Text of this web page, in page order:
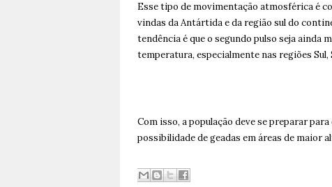
Esse tipo de movimentação atmosférica é
vindas da Antártida e da região sul do
tendência é que o segundo pulso seja ainda
temperatura, especialmente nas regiões
Com isso, a população deve se preparar
possibilidade de geadas em áreas de maior